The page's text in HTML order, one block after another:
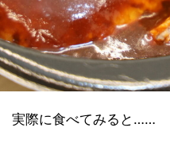
実際に食べてみると……